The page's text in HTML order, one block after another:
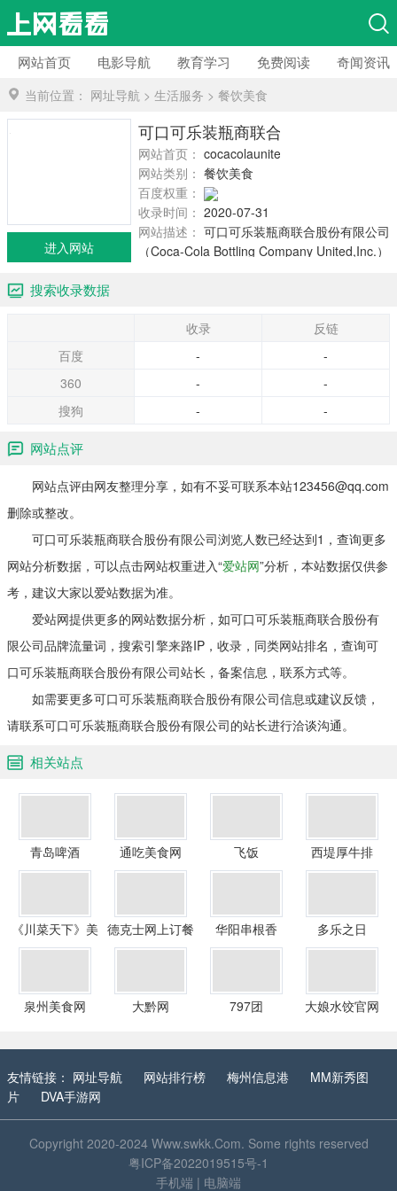
网站首页 电影导航 教育学习 免费阅读 奇闻资讯
当前位置： 网址导航 > 生活服务 > 餐饮美食
可口可乐装瓶商联合股份有限公司
网站首页： cocacolaunited.com
网站类别： 餐饮美食
百度权重：
收录时间： 2020-07-31
网站描述： 可口可乐装瓶商联合股份有限公司
（Coca-Cola Bottling Company United,Inc.）
股份有限公司是直接配送装瓶成品交付给该区
成立于1902年，它在美国东南部6州拥有3个生
尼水，动乐，美汁源和维他命。 可口可乐装瓶
2013年收入为7.75亿美元。
进入网站
搜索收录数据
收录
反链
百度
-
-
360
-
-
搜狗
- -
网站点评
网站点评由网友整理分享，如有不妥可联系本站123456@qq.com
删除或整改。
可口可乐装瓶商联合股份有限公司浏览人数已经达到1，查询更多
网站分析数据，可以点击网站权重进入“爱站网”分析，本站数据仅供参
考，建议大家以爱站数据为准。
爱站网提供更多的网站数据分析，如可口可乐装瓶商联合股份有
限公司品牌流量词，搜索引擎来路IP，收录，同类网站排名，查询可
口可乐装瓶商联合股份有限公司站长，备案信息，联系方式等。
如需要更多可口可乐装瓶商联合股份有限公司信息或建议反馈，
请联系可口可乐装瓶商联合股份有限公司的站长进行洽谈沟通。
相关站点
青岛啤酒 通吃美食网 飞饭 西堤厚牛排
《川菜天下》美
食视频网
德克士网上订餐
官网
华阳串根香 多乐之日
泉州美食网 大黔网 797团 大娘水饺官网
友情链接： 网址导航 网站排行榜 梅州信息港
MM新秀图
片
DVA手游网
Copyright 2020-2024 Www.swkk.Com. Some rights reserved
粤ICP备2022019515号-1
手机端 | 电脑端